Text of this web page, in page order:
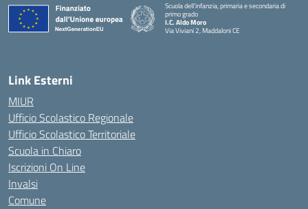
Scuola dell’infanzia, primaria e secondaria di
primo grado
I.C. Aldo Moro
Via Viviani 2, Maddaloni CE
Link Esterni
MIUR
Ufficio Scolastico Regionale
Ufficio Scolastico Territoriale
Scuola in Chiaro
Iscrizioni On Line
Invalsi
Comune